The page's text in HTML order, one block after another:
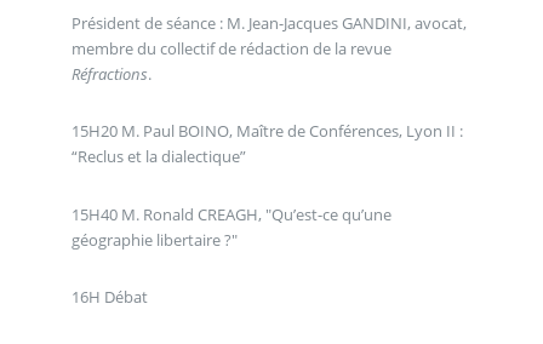
Président de séance : M. Jean-Jacques GANDINI, avocat,
membre du collectif de rédaction de la revue
Réfractions.
15H20 M. Paul BOINO, Maître de Conférences, Lyon II :
“Reclus et la dialectique”
15H40 M. Ronald CREAGH, "Qu’est-ce qu’une
géographie libertaire ?"
16H Débat